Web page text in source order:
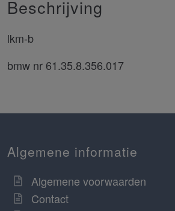
Beschrijving
lkm-b
bmw nr 61.35.8.356.017
Algemene informatie
Algemene voorwaarden
Contact